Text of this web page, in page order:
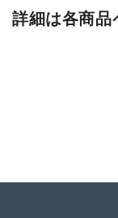
詳細は各商品